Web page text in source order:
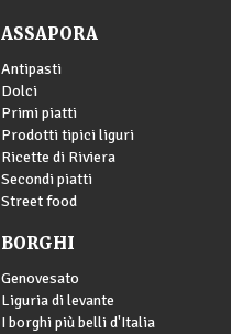
ASSAPORA
Antipasti
Dolci
Primi piatti
Prodotti tipici liguri
Ricette di Riviera
Secondi piatti
Street food
BORGHI
Genovesato
Liguria di levante
I borghi più belli d'Italia